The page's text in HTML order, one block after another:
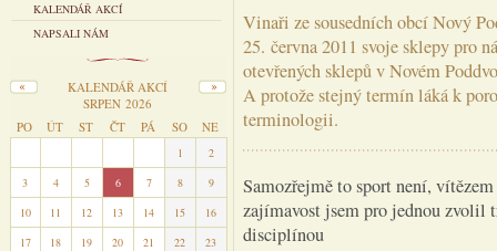
KALENDÁŘ AKCÍ
NAPSALI NÁM
KALENDÁŘ AKCÍ
SRPEN 2026
PO
ÚT ST ČT PÁ SO NE
1
2
3
4 5 6 7 8
9
10
11 12 13 14 15
16
17
18 19 20 21 22
23
Vinaři ze sousedních obcí Nový
25. června 2011 svoje sklepy pro
otevřených sklepů v Novém
A protože stejný termín láká k
terminologii.
Samozřejmě to sport není,
zajímavost jsem pro jednou zvolil
disciplínou